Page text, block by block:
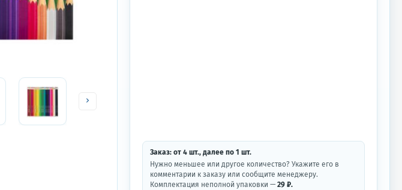
Заказ: от4 шт., далее по1 шт.
Нужно меньшее или другое количество? Укажите его в
комментарии к заказу или сообщите менеджеру.
Комплектация неполной упаковки —29 ₽.